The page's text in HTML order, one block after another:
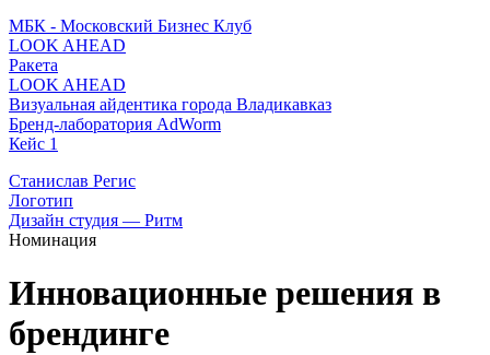
МБК - Московский Бизнес Клуб
LOOK AHEAD
Ракета
LOOK AHEAD
Визуальная айдентика города Владикавказ
Бренд-лаборатория AdWorm
Кейс 1
Станислав Регис
Логотип
Дизайн студия — Ритм
Номинация
Инновационные решения в
брендинге